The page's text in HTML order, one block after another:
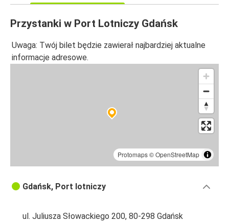
Przystanki w Port Lotniczy Gdańsk
Uwaga: Twój bilet będzie zawierał najbardziej aktualne
informacje adresowe.
Protomaps©OpenStreetMap
Gdańsk, Port lotniczy
ul. Juliusza Słowackiego 200, 80-298 Gdańsk